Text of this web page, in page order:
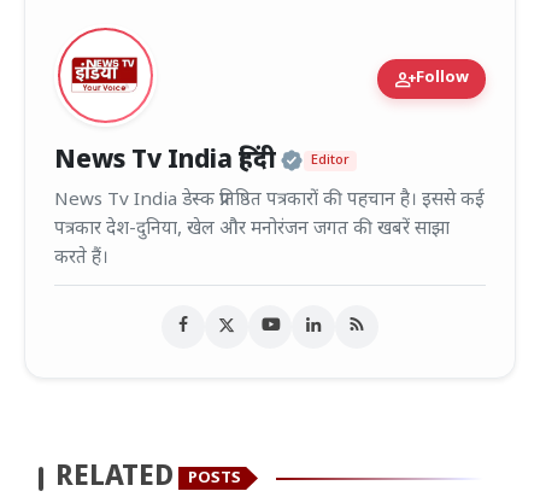
person_addFollow
News Tv India हिंदी Official | Verified
Editor
News Tv India डेस्क प्रतिष्ठित पत्रकारों की पहचान है। इससे कई
पत्रकार देश-दुनिया, खेल और मनोरंजन जगत की खबरें साझा
करते हैं।
RELATED POSTS